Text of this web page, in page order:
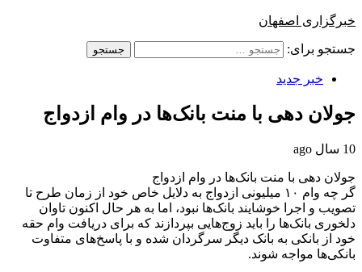
خبرگزاری اصفهان
جستجو برای:
خبر جدید
جولان‌ دهی با منت بانک‌ها در وام ازدواج
10 سال ago
جولان‌ دهی با منت بانک‌ها در وام ازدواج
گر چه وام ۱۰ میلیونی ازدواج به دلایل خاص خود از زمان طرح تا
تصویب و اجرا خوشایند بانک‌ها نبود، اما به هر حال اکنون تاوان
دلخوری بانک‌ها را باید زوج‌هایی بپردازند که برای دریافت وام حقه
خود از بانکی به بانک دیگر سرگردان شده و با پاسخ‌های متفاوت
بانکی‌ها مواجه شوند.